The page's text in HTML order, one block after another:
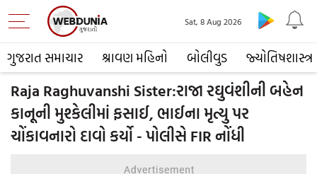
ગુજરાત સમાચાર શ્રાવણ મહિનો બોલીવુડ જ્યોતિષશાસ્ત્ર
Sat, 8 Aug 2026
Raja Raghuvanshi Sister:રાજા રઘુવંશીની બહેન
કાનૂની મુશ્કેલીમાં ફસાઈ, ભાઈના મૃત્યુ પર
ચોંકાવનારો દાવો કર્યો - પોલીસે FIR નોંધી